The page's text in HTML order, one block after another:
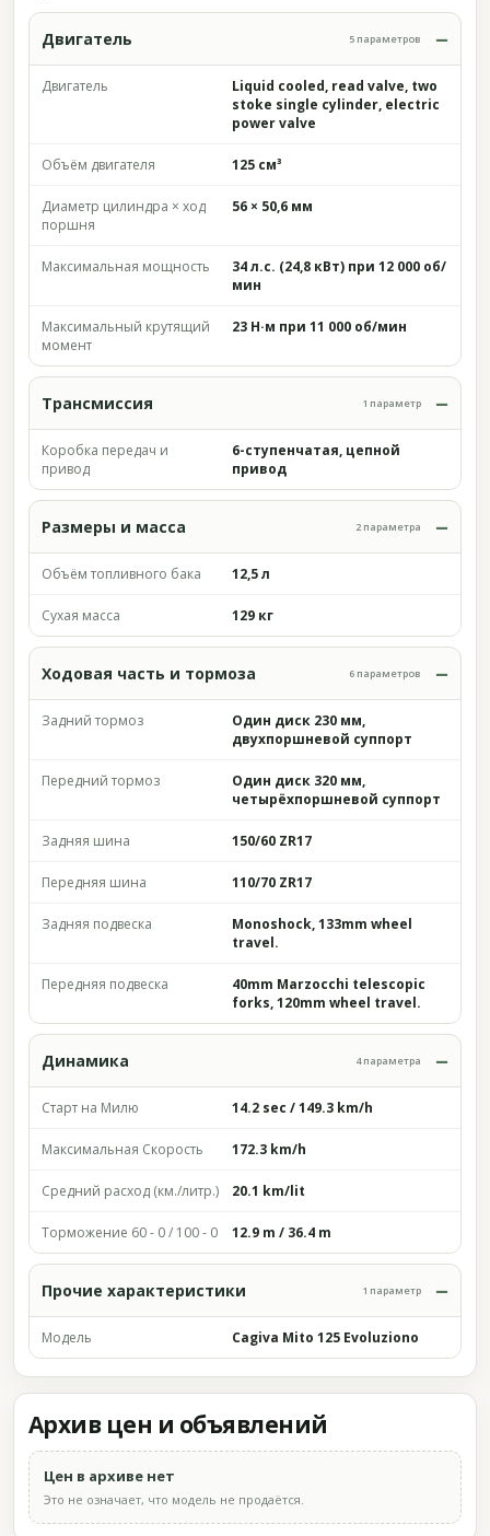
Двигатель 5 параметров
Двигатель
Liquid cooled, read valve, two
stoke single cylinder, electric
power valve
Объём двигателя 125 см³
Диаметр цилиндра × ход
поршня
56 × 50,6 мм
Максимальная мощность
34 л.с. (24,8 кВт) при 12 000 об/
мин
Максимальный крутящий
момент
23 Н·м при 11 000 об/мин
Трансмиссия 1 параметр
Коробка передач и
привод
6-ступенчатая, цепной
привод
Размеры и масса 2 параметра
Объём топливного бака 12,5 л
Сухая масса 129 кг
Ходовая часть и тормоза 6 параметров
Задний тормоз
Один диск 230 мм,
двухпоршневой суппорт
Передний тормоз
Один диск 320 мм,
четырёхпоршневой суппорт
Задняя шина 150/60 ZR17
Передняя шина 110/70 ZR17
Задняя подвеска
Monoshock, 133mm wheel
travel.
Передняя подвеска
40mm Marzocchi telescopic
forks, 120mm wheel travel.
Динамика 4 параметра
Старт на Милю 14.2 sec / 149.3 km/h
Максимальная Скорость 172.3 km/h
Средний расход (км./литр.) 20.1 km/lit
Торможение 60 - 0 / 100 - 0 12.9 m / 36.4 m
Прочие характеристики 1 параметр
Модель Cagiva Mito 125 Evoluziono
Архив цен и объявлений
Цен в архиве нет
Это не означает, что модель не продаётся.